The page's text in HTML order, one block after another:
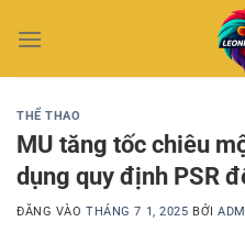
qua
THỂ THAO
MU tăng tốc chiêu
dụng quy định PSR
ĐĂNG VÀOTHÁNG 7 1, 2025 BỞI